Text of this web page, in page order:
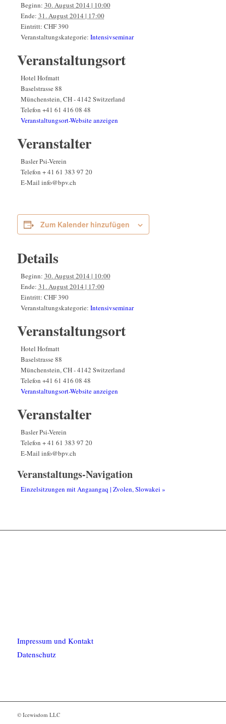
Beginn: 30. August 2014 | 10:00
Ende: 31. August 2014 | 17:00
Eintritt: CHF 390
Veranstaltungskategorie: Intensivseminar
Veranstaltungsort
Hotel Hofmatt
Baselstrasse 88
Münchenstein,CH - 4142 Switzerland
Telefon +41 61 416 08 48
Veranstaltungsort-Website anzeigen
Veranstalter
Basler Psi-Verein
Telefon + 41 61 383 97 20
E-Mail info@bpv.ch
Zum Kalender hinzufügen
Details
Beginn: 30. August 2014 | 10:00
Ende: 31. August 2014 | 17:00
Eintritt: CHF 390
Veranstaltungskategorie: Intensivseminar
Veranstaltungsort
Hotel Hofmatt
Baselstrasse 88
Münchenstein,CH - 4142 Switzerland
Telefon +41 61 416 08 48
Veranstaltungsort-Website anzeigen
Veranstalter
Basler Psi-Verein
Telefon + 41 61 383 97 20
E-Mail info@bpv.ch
Veranstaltungs-Navigation
Einzelsitzungen mit Angaangaq | Zvolen, Slowakei »
Impressum und Kontakt
Datenschutz
© Icewisdom LLC